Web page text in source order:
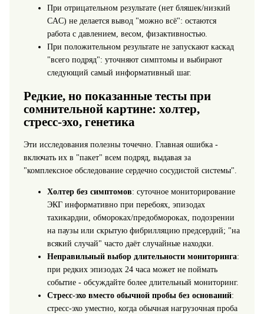
При отрицательном результате (нет бляшек/низкий
CAC) не делается вывод "можно всё": остаются
работа с давлением, весом, физактивностью.
При положительном результате не запускают каскад
"всего подряд": уточняют симптомы и выбирают
следующий самый информативный шаг.
Редкие, но показанные тесты при
сомнительной картине: холтер,
стресс‑эхо, генетика
Эти исследования полезны точечно. Главная ошибка -
включать их в "пакет" всем подряд, выдавая за
"комплексное обследование сердечно сосудистой системы".
Холтер без симптомов: суточное мониторирование
ЭКГ информативно при перебоях, эпизодах
тахикардии, обмороках/предобмороках, подозрении
на паузы или скрытую фибрилляцию предсердий; "на
всякий случай" часто даёт случайные находки.
Неправильный выбор длительности мониторинга:
при редких эпизодах 24 часа может не поймать
событие - обсуждайте более длительный мониторинг.
Стресс‑эхо вместо обычной пробы без оснований:
стресс‑эхо уместно, когда обычная нагрузочная проба